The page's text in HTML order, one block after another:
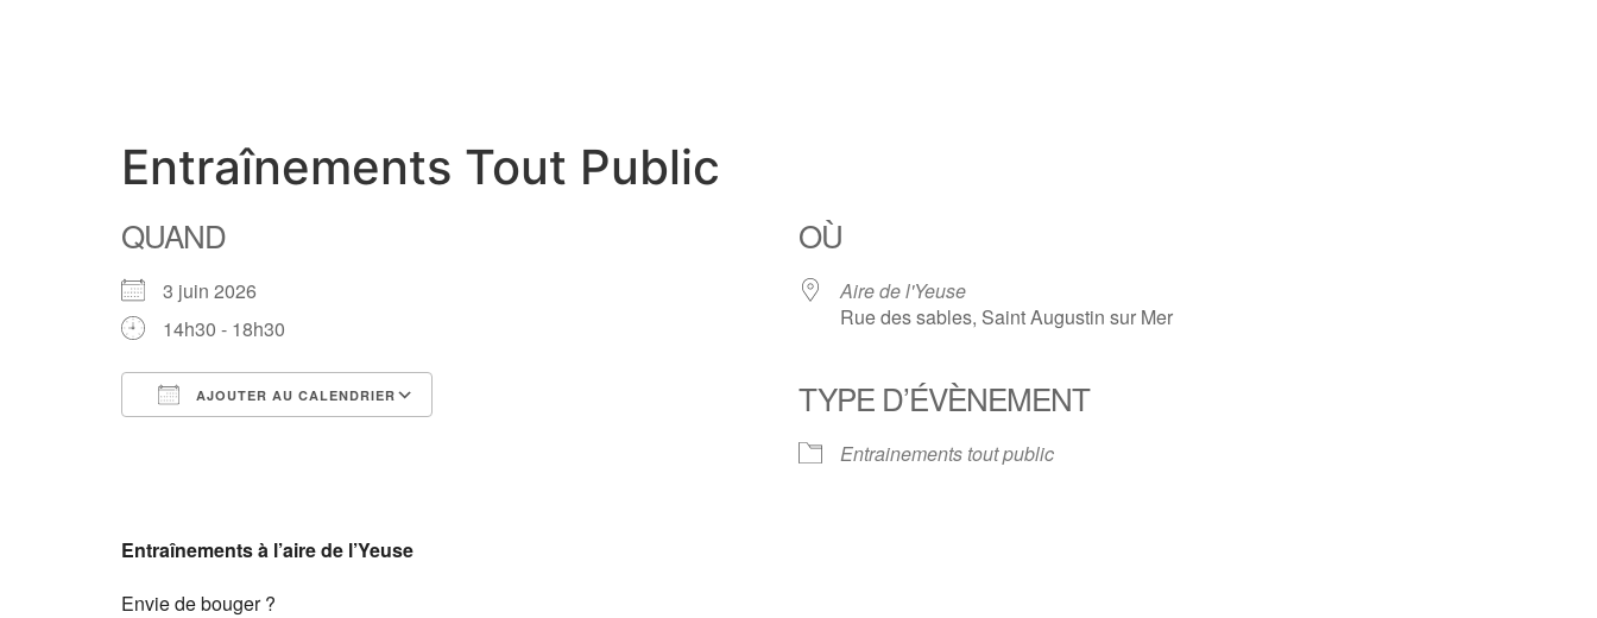
Entraînements Tout Public
QUAND
3 juin 2026
14h30 - 18h30
AJOUTER AU CALENDRIER
iCalendar
OÙ
Aire de l'Yeuse
Rue des sables, Saint Augustin sur Mer
TYPE D’ÉVÈNEMENT
Entrainements tout public
Entraînements à l’aire de l’Yeuse
Envie de bouger ?